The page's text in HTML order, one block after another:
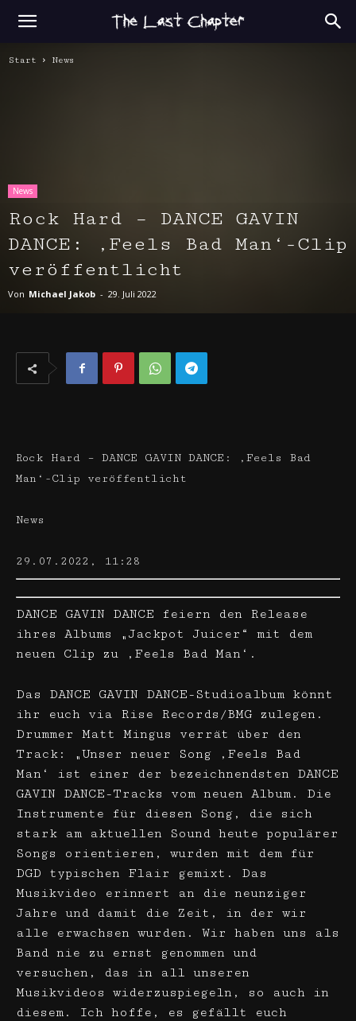
Start News
News
Rock Hard – DANCE GAVIN
DANCE: ‚Feels Bad Man‘-Clip
veröffentlicht
Von Michael Jakob - 29. Juli 2022
Rock Hard – DANCE GAVIN DANCE: ‚Feels Bad
Man‘-Clip veröffentlicht
News
29.07.2022, 11:28
DANCE GAVIN DANCE feiern den Release
ihres Albums „Jackpot Juicer“ mit dem
neuen Clip zu ‚Feels Bad Man‘.
Das DANCE GAVIN DANCE-Studioalbum könnt
ihr euch via Rise Records/BMG zulegen.
Drummer Matt Mingus verrät über den
Track: „Unser neuer Song ‚Feels Bad
Man‘ ist einer der bezeichnendsten DANCE
GAVIN DANCE-Tracks vom neuen Album. Die
Instrumente für diesen Song, die sich
stark am aktuellen Sound heute populärer
Songs orientieren, wurden mit dem für
DGD typischen Flair gemixt. Das
Musikvideo erinnert an die neunziger
Jahre und damit die Zeit, in der wir
alle erwachsen wurden. Wir haben uns als
Band nie zu ernst genommen und
versuchen, das in all unseren
Musikvideos widerzuspiegeln, so auch in
diesem. Ich hoffe, es gefällt euch